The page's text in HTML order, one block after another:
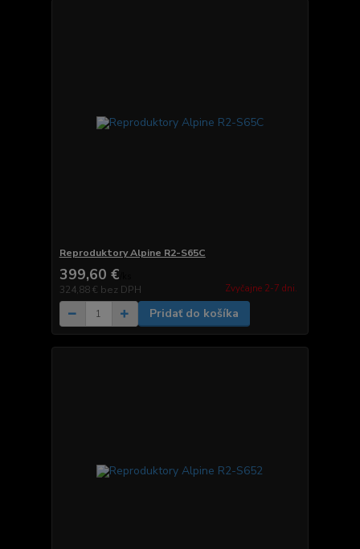
Reproduktory Alpine R2-S65C
399,60 €
324,88 € bez DPH Zvyčajne 2-7 dni.
Pridať do košíka